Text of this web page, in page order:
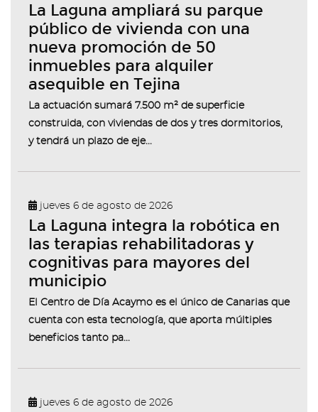
La Laguna ampliará su parque
público de vivienda con una
nueva promoción de 50
inmuebles para alquiler
asequible en Tejina
La actuación sumará 7.500 m² de superficie
construida, con viviendas de dos y tres dormitorios,
y tendrá un plazo de eje...
jueves 6 de agosto de 2026
La Laguna integra la robótica en
las terapias rehabilitadoras y
cognitivas para mayores del
municipio
El Centro de Día Acaymo es el único de Canarias que
cuenta con esta tecnología, que aporta múltiples
beneficios tanto pa...
jueves 6 de agosto de 2026